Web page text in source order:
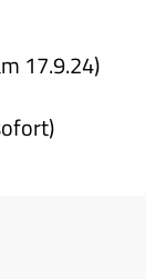
17.9.24)